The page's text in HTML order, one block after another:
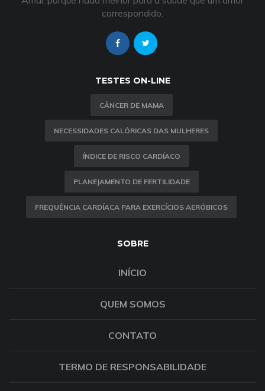
correspondido.
TESTES ON-LINE
CÂNCER DE MAMA
NECESSIDADES CALÓRICAS DAS MULHERES
ÍNDICE DE RISCO CARDÍACO
PLANEJAMENTO DE FERTILIDADE
FREQUÊNCIA CARDÍACA PARA EXERCÍCIOS AERÓBICOS
SOBRE
INÍCIO
QUEM SOMOS
CONTATO
TERMO DE RESPONSABILIDADE